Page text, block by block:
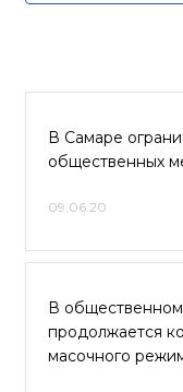
В Самаре
общественных
09.06.20
В
продолжается
масочного